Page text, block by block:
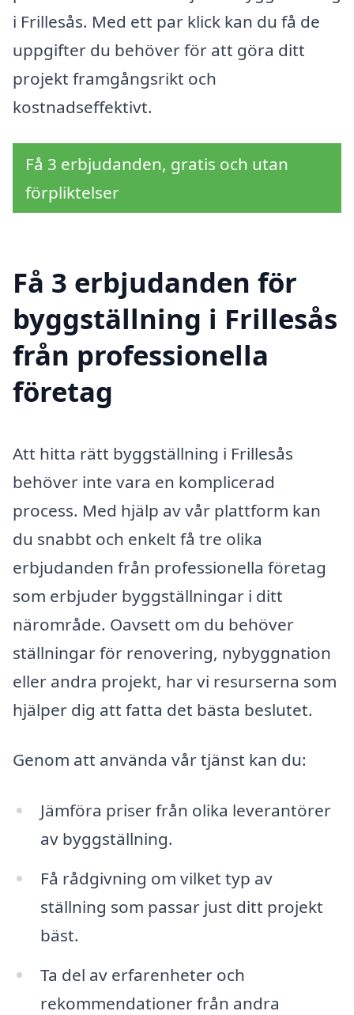
i Frillesås. Med ett par klick kan du få de
uppgifter du behöver för att göra ditt
projekt framgångsrikt och
kostnadseffektivt.
Få 3 erbjudanden, gratis och utan
förpliktelser
Få 3 erbjudanden för
byggställning i Frillesås
från professionella
företag
Att hitta rätt byggställning i Frillesås
behöver inte vara en komplicerad
process. Med hjälp av vår plattform kan
du snabbt och enkelt få tre olika
erbjudanden från professionella företag
som erbjuder byggställningar i ditt
närområde. Oavsett om du behöver
ställningar för renovering, nybyggnation
eller andra projekt, har vi resurserna som
hjälper dig att fatta det bästa beslutet.
Genom att använda vår tjänst kan du:
Jämföra priser från olika leverantörer
av byggställning.
Få rådgivning om vilket typ av
ställning som passar just ditt projekt
bäst.
Ta del av erfarenheter och
rekommendationer från andra